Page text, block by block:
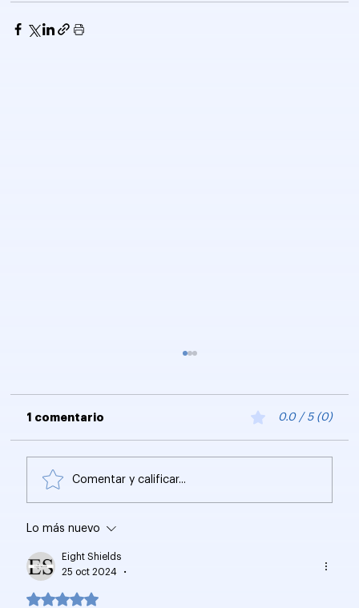
Search Console
1 comentario 0.0 / 5 (0)
Comentar y calificar...
Lo más nuevo
Eight Shields
25 oct 2024
•
Obtuvo 5 de 5 estrellas.